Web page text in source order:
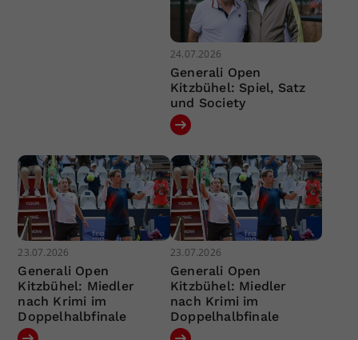
24.07.2026
Generali Open
Kitzbühel: Spiel, Satz
und Society
23.07.2026
Generali Open
Kitzbühel: Miedler
nach Krimi im
Doppelhalbfinale
23.07.2026
Generali Open
Kitzbühel: Miedler
nach Krimi im
Doppelhalbfinale